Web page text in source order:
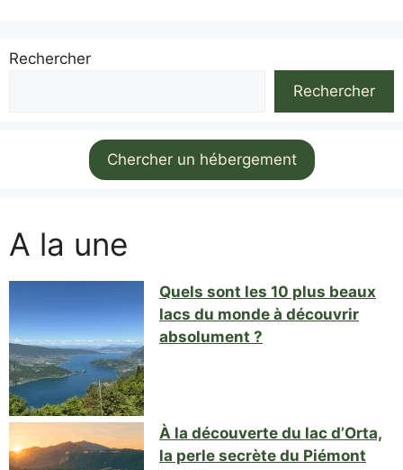
Rechercher
Rechercher
Chercher un hébergement
A la une
Quels sont les 10 plus beaux
lacs du monde à découvrir
absolument ?
À la découverte du lac d’Orta,
la perle secrète du Piémont